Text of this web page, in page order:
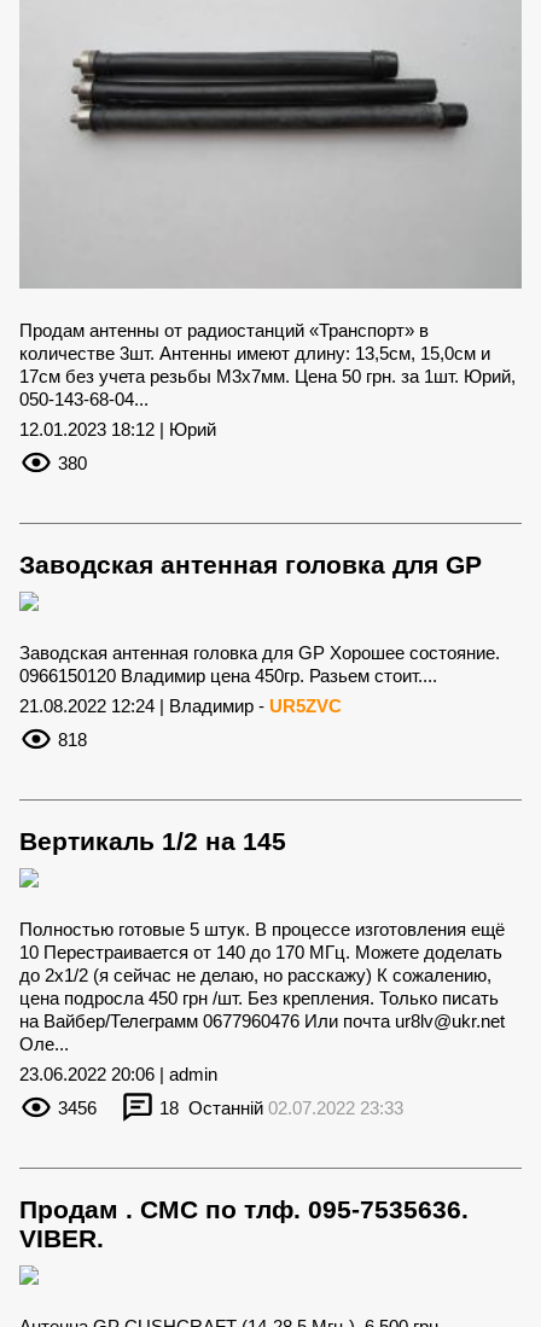
Продам антенны от радиостанций «Транспорт» в
количестве 3шт. Антенны имеют длину: 13,5см, 15,0см и
17см без учета резьбы М3х7мм. Цена 50 грн. за 1шт. Юрий,
050-143-68-04...
12.01.2023 18:12 | Юрий
380
Заводская антенная головка для GP
Заводская антенная головка для GP Хорошее состояние.
0966150120 Владимир цена 450гр. Разьем стоит....
21.08.2022 12:24 | Владимир - UR5ZVC
818
Вертикаль 1/2 на 145
Полностью готовые 5 штук. В процессе изготовления ещё
10 Перестраивается от 140 до 170 МГц. Можете доделать
до 2х1/2 (я сейчас не делаю, но расскажу) К сожалению,
цена подросла 450 грн /шт. Без крепления. Только писать
на Вайбер/Телеграмм 0677960476 Или почта ur8lv@ukr.net
Оле...
23.06.2022 20:06 | admin
3456
18 Останній 02.07.2022 23:33
Продам . СМС по тлф. 095-7535636.
VIBER.